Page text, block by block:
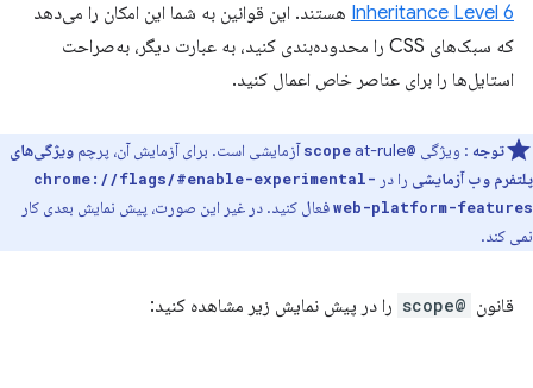
Inheritance Level 6 هستند. این قوانین به شما این امکان را می‌دهد
که سبک‌های CSS را محدوده‌بندی کنید، به عبارت دیگر، به‌صراحت
استایل‌ها را برای عناصر خاص اعمال کنید.
توجه : ویژگی @scopeat-rule آزمایشی است. برای آزمایش آن، پرچم
ویژگی‌های
پلتفرم وب آزمایشی را در chrome://flags/#enable-experimental-
web-platform-featuresفعال کنید. در غیر این صورت، پیش نمایش بعدی کار
نمی کند.
قانون @scope را در پیش نمایش زیر مشاهده کنید: